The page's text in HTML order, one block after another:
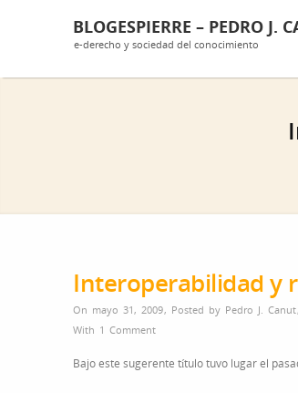
BLOGESPIERRE – PEDRO J.
e-derecho y sociedad del conocimiento
Interoperabilidad y
On mayo 31, 2009, Posted by Pedro J. Canut,
With 1 Comment
Bajo este sugerente título tuvo lugar el